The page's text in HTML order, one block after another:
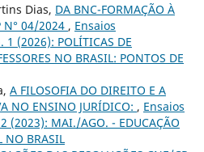
Dias, DA BNC-FORMAÇÃO À
N° 04/2024 , Ensaios
(2026): POLÍTICAS DE
NO BRASIL: PONTOS DE
A FILOSOFIA DO DIREITO E A
NO ENSINO JURÍDICO: , Ensaios
(2023): MAI./AGO. - EDUCAÇÃO
NO BRASIL